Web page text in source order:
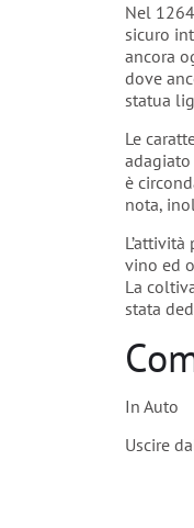
Nel
sicuro
ancora
dove
statua
Le
è
nota,
vino ed
La
stata
In Auto
Uscire